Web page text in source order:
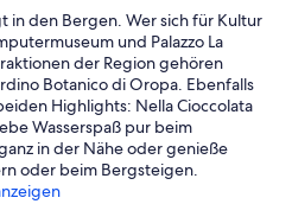
in den Bergen. Wer sich für Kultur
und Palazzo La
der Region gehören
Botanico di Oropa. Ebenfalls
Highlights: Nella Cioccolata
Wasserspaß pur beim
in der Nähe oder genieße
oder beim Bergsteigen.